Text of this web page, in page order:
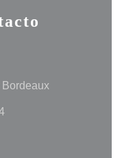
((abre en una
((abre en una